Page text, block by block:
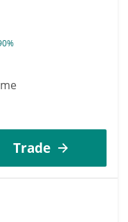
Trade